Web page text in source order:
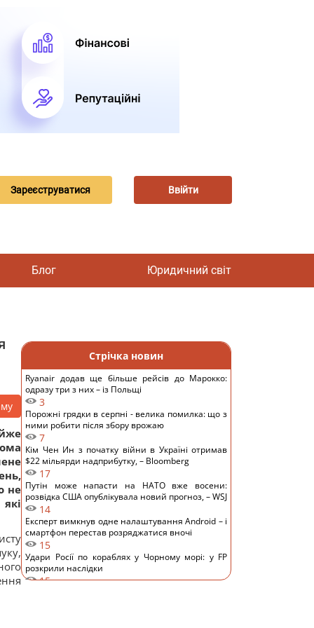
Зареєструватися Ввійти
Блог Юридичний світ
не
Стрічка новин
Ryanair додав ще більше рейсів до Марокко:
одразу три з них – із Польщі
3
Порожні грядки в серпні - велика помилка: що з
ними робити після збору врожаю
7
Кім Чен Ин з початку війни в Україні отримав
$22 мільярди надприбутку, – Bloomberg
17
Путін може напасти на НАТО вже восени:
розвідка США опублікувала новий прогноз, – WSJ
14
Експерт вимкнув одне налаштування Android – і
смартфон перестав розряджатися вночі
15
Удари Росії по кораблях у Чорному морі: у FP
розкрили наслідки
15